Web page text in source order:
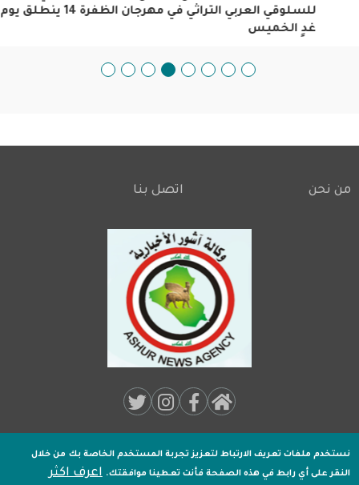
العربي التراثي في مهرجان الظفرة 14 ينطلق يوم غدٍ الخميس
Footer
من نحن اتصل بنا
Media:
Footer
جميـع الحقوق محفوظة لـوكالة اشور الاخبارية2020 .
نستخدم ملفات تعريف الارتباط لتعزيز تجربة المستخدم الخاصة بك من خلال
النقر على أي رابط في هذه الصفحة فأنت تعطينا موافقتك. اعرف اكثر